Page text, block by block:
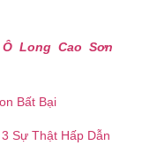
Ô Long Cao Sơn
Bất Bại
Sự Thật Hấp Dẫn